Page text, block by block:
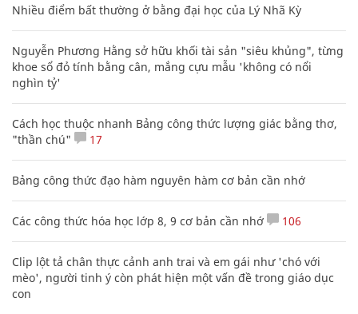
Nhiều điểm bất thường ở bằng đại học của Lý Nhã Kỳ
Nguyễn Phương Hằng sở hữu khối tài sản "siêu khủng", từng
khoe sổ đỏ tính bằng cân, mắng cựu mẫu 'không có nổi
nghìn tỷ'
Cách học thuộc nhanh Bảng công thức lượng giác bằng thơ,
"thần chú"
17
Bảng công thức đạo hàm nguyên hàm cơ bản cần nhớ
Các công thức hóa học lớp 8, 9 cơ bản cần nhớ 106
Clip lột tả chân thực cảnh anh trai và em gái như 'chó với
mèo', người tinh ý còn phát hiện một vấn đề trong giáo dục
con